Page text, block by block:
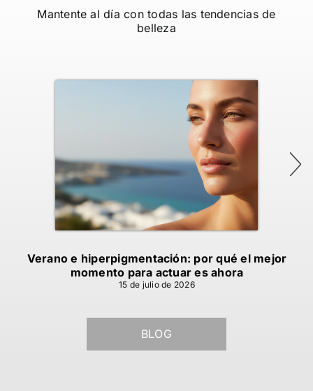
Mantente al día con todas las tendencias de
belleza
Verano e hiperpigmentación: por qué el mejor
momento para actuar es ahora
15 de julio de 2026
BLOG